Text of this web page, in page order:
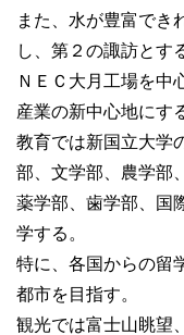
また、水が豊富でき
し、第２の諏訪とす
ＮＥＣ大月工場を中
産業の新中心地にす
教育では新国立大学
部、文学部、農学部、
薬学部、歯学部、国
学する。
特に、各国からの留
都市を目指す。
観光では富士山眺望